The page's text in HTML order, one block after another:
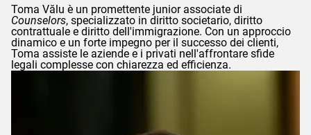
Toma Vălu è un promettente junior associate di
Counselors, specializzato in diritto societario, diritto
contrattuale e diritto dell'immigrazione. Con un approccio
dinamico e un forte impegno per il successo dei clienti,
Toma assiste le aziende e i privati nell'affrontare sfide
legali complesse con chiarezza ed efficienza.